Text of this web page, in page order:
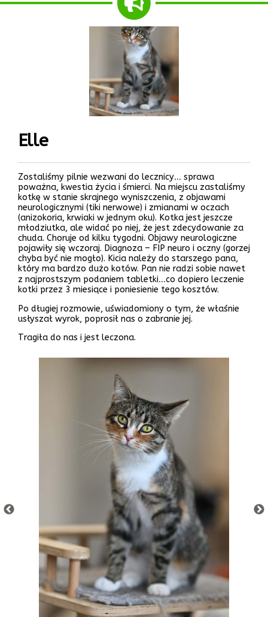
Elle
Zostaliśmy pilnie wezwani do lecznicy… sprawa
poważna, kwestia życia i śmierci. Na miejscu zastaliśmy
kotkę w stanie skrajnego wyniszczenia, z objawami
neurologicznymi (tiki nerwowe) i zmianami w oczach
(anizokoria, krwiaki w jednym oku). Kotka jest jeszcze
młodziutka, ale widać po niej, że jest zdecydowanie za
chuda. Choruje od kilku tygodni. Objawy neurologiczne
pojawiły się wczoraj. Diagnoza – FIP neuro i oczny (gorzej
chyba być nie mogło). Kicia należy do starszego pana,
który ma bardzo dużo kotów. Pan nie radzi sobie nawet
z najprostszym podaniem tabletki…co dopiero leczenie
kotki przez 3 miesiące i poniesienie tego kosztów.
Po długiej rozmowie, uświadomiony o tym, że właśnie
usłyszał wyrok, poprosił nas o zabranie jej.
Tragiła do nas i jest leczona.